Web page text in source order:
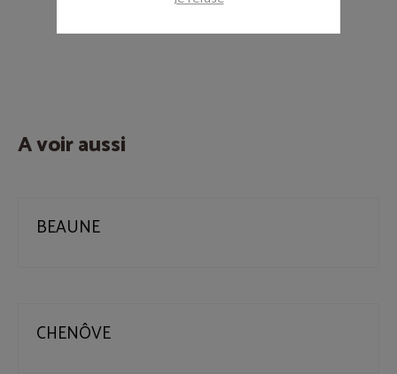
A voir aussi
BEAUNE
CHENÔVE